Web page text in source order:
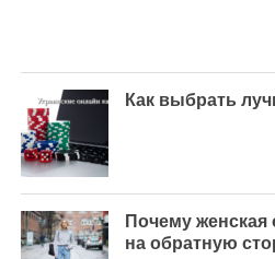
Как выбрать
Почему женская
на обратную